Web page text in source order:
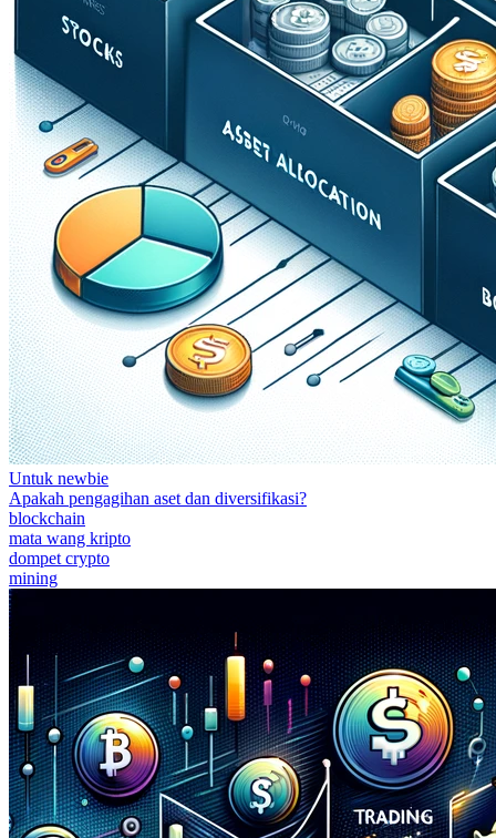
Untuk newbie
Apakah pengagihan aset dan diversifikasi?
blockchain
mata wang kripto
dompet crypto
mining